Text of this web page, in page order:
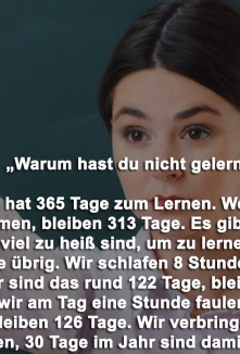
Job noch nicht
faulenzen.